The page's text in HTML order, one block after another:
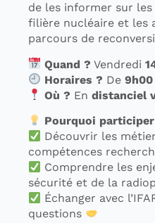
de les informer sur
filière nucléaire et les
parcours de
Quand ? Vendredi
Horaires ? De9h00
Où ? Endistanciel
Pourquoi
Découvrir les
compétences
Comprendre les
sécurité et de la
Échanger avec
questions